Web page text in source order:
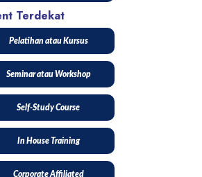
Terdekat
Pelatihan atau Kursus
Seminar atau Workshop
Self-Study Course
In House Training
Corporate Affiliated